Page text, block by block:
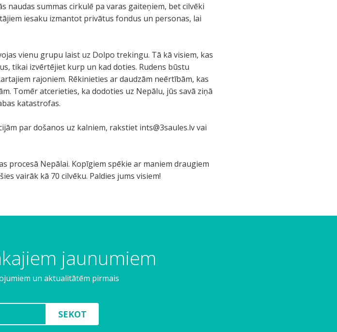
naudas summas cirkulē pa varas gaiteņiem, bet cilvēki
iesaku izmantot privātus fondus un personas, lai
vienu grupu laist uz Dolpo trekingu. Tā kā visiem, kas
tikai izvērtējiet kurp un kad doties. Rudens būstu
rajoniem. Rēkinieties ar daudzām neērtībām, kas
Tomēr atcerieties, ka dodoties uz Nepālu, jūs savā ziņā
katastrofas.
par došanos uz kalniem, rakstiet ints@3saules.lvvai
procesā Nepālai. Kopīgiem spēkie ar maniem draugiem
vairāk kā 70 cilvēku. Paldies jums visiem!
jaunumiem
un aktualitātēm pirmais
SEKOT